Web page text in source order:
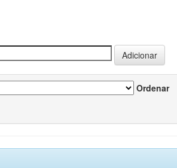
Ordenar